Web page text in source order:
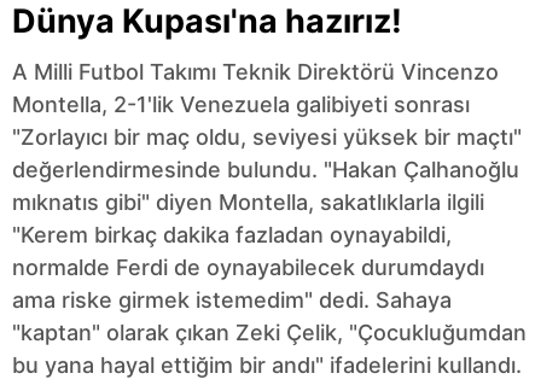
Dünya Kupası'na hazırız!
A Milli Futbol Takımı Teknik Direktörü Vincenzo
Montella, 2-1'lik Venezuela galibiyeti sonrası
"Zorlayıcı bir maç oldu, seviyesi yüksek bir maçtı"
değerlendirmesinde bulundu. "Hakan Çalhanoğlu
mıknatıs gibi" diyen Montella, sakatlıklarla ilgili
"Kerem birkaç dakika fazladan oynayabildi,
normalde Ferdi de oynayabilecek durumdaydı
ama riske girmek istemedim" dedi. Sahaya
"kaptan" olarak çıkan Zeki Çelik, "Çocukluğumdan
bu yana hayal ettiğim bir andı" ifadelerini kullandı.